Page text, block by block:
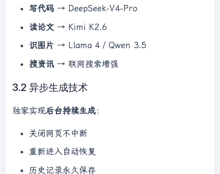
写代码 → DeepSeek-V4-Pro
读论文 → Kimi K2.6
识图片 → Llama 4 / Qwen 3.5
搜资讯 → 联网搜索增强
3.2 异步生成技术
独家实现后台持续生成：
关闭网页不中断
重新进入自动恢复
历史记录永久保存